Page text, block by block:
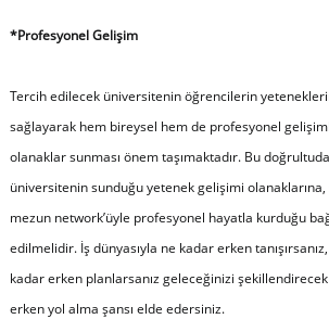
*Profesyonel Gelişim
Tercih edilecek üniversitenin öğrencilerin
sağlayarak hem bireysel hem de profesyonel
olanaklar sunması önem taşımaktadır. Bu
üniversitenin sunduğu yetenek gelişimi
mezun network’üyle profesyonel hayatla kurduğu
edilmelidir. İş dünyasıyla ne kadar erken
kadar erken planlarsanız geleceğinizi
erken yol alma şansı elde edersiniz.